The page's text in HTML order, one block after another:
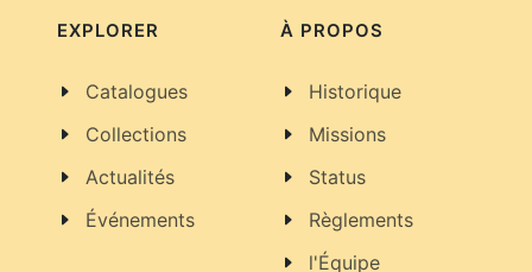
EXPLORER
Catalogues
Collections
Actualités
Événements
À PROPOS
Historique
Missions
Status
Règlements
l'Équipe